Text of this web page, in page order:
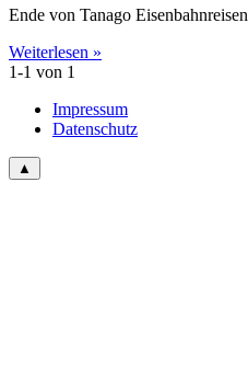
Ende von Tanago Eisenbahnreisen
Weiterlesen »
1-1 von 1
Impressum
Datenschutz
▲